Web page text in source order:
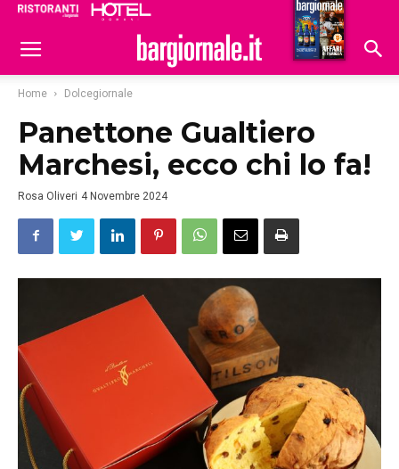
Hoteldomani
Home Dolcegiornale
Panettone Gualtiero
Marchesi, ecco chi lo fa!
Rosa Oliveri 4 Novembre 2024